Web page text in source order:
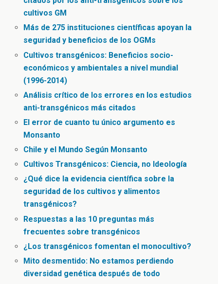
cultivos GM
Más de 275 instituciones científicas apoyan la
seguridad y beneficios de los OGMs
Cultivos transgénicos: Beneficios socio-
económicos y ambientales a nivel mundial
(1996-2014)
Análisis crítico de los errores en los estudios
anti-transgénicos más citados
El error de cuanto tu único argumento es
Monsanto
Chile y el Mundo Según Monsanto
Cultivos Transgénicos: Ciencia, no Ideología
¿Qué dice la evidencia científica sobre la
seguridad de los cultivos y alimentos
transgénicos?
Respuestas a las 10 preguntas más
frecuentes sobre transgénicos
¿Los transgénicos fomentan el monocultivo?
Mito desmentido: No estamos perdiendo
diversidad genética después de todo